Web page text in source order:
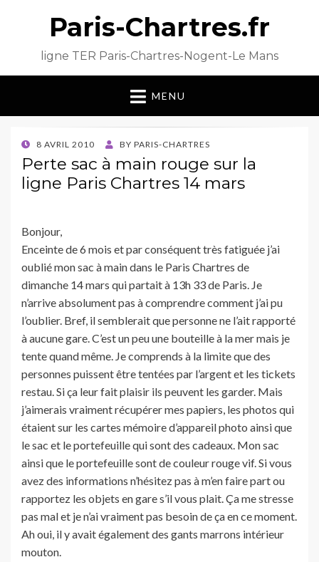
Paris-Chartres.fr
ligne TER Paris-Chartres-Nogent-Le Mans
MENU
POSTED
ON
8 AVRIL 2010 BY PARIS-CHARTRES
Perte sac à main rouge sur la
ligne Paris Chartres 14 mars
Bonjour,
Enceinte de 6 mois et par conséquent très fatiguée j’ai
oublié mon sac à main dans le Paris Chartres de
dimanche 14 mars qui partait à 13h 33 de Paris. Je
n’arrive absolument pas à comprendre comment j’ai pu
l’oublier. Bref, il semblerait que personne ne l’ait rapporté
à aucune gare. C’est un peu une bouteille à la mer mais je
tente quand même. Je comprends à la limite que des
personnes puissent être tentées par l’argent et les tickets
restau. Si ça leur fait plaisir ils peuvent les garder. Mais
j’aimerais vraiment récupérer mes papiers, les photos qui
étaient sur les cartes mémoire d’appareil photo ainsi que
le sac et le portefeuille qui sont des cadeaux. Mon sac
ainsi que le portefeuille sont de couleur rouge vif. Si vous
avez des informations n’hésitez pas à m’en faire part ou
rapportez les objets en gare s’il vous plait. Ça me stresse
pas mal et je n’ai vraiment pas besoin de ça en ce moment.
Ah oui, il y avait également des gants marrons intérieur
mouton.